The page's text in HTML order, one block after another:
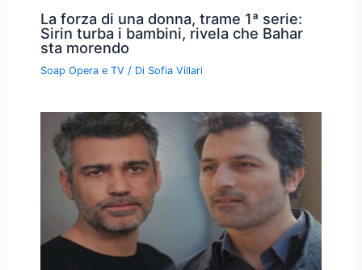
La forza di una donna, trame 1ª serie:
Sirin turba i bambini, rivela che Bahar
sta morendo
Soap Opera e TV / Di Sofia Villari